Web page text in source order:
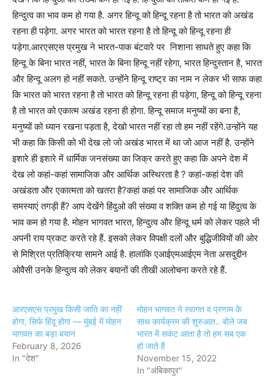
हिन्दुत्व का भाव कम हो गया है. अगर हिन्दू को हिन्दू रहना है तो भारत को अखंड
रहना ही पड़ेगा. अगर भारत को भारत रहना है तो हिन्दू को हिन्दू रहना ही
पड़ेगा.आरएसएस प्रमुख ने भारत-पाक बंटवारे पर निशाना साधते हुए कहा कि
हिन्दू के बिना भारत नहीं, भारत के बिना हिन्दू नहीं रहेगा, भारत हिन्दुस्तान है, भारत
और हिन्दू अलग हो नहीं सकते. उन्होंने हिन्दू राष्ट्र का नाम न लेकर भी साफ कहा
कि भारत को भारत रहना है तो भारत को हिन्दू रहना ही पड़ेगा, हिन्दू को हिन्दू रहना
है तो भारत को एकात्म अखंड रहना ही होगा. हिन्दू समाज मनुष्यों का बना है,
मनुष्यों को ध्यान रखना पड़ता है, देखो भारत नहीं रहा तो हम नहीं रहेंगे.उन्होंने यह
भी कहा कि किसी को भी देख लो जो अखंड भारत में था जो आज नहीं है. उन्होंने
इशारे ही इशारे में धार्मिक जनसंख्या का जिक्र करते हुए कहा कि अपने देश में
देख लो कहां-कहां सामाजिक और आर्थिक अस्थिरता है ? कहां-कहां देश की
अखंडता और एकात्मता को खतरा है?कहां कहां पर सामाजिक और आर्थिक
समस्याएं तगड़ी हैं? आप देखेंगे हिंदुओ की संख्या व शक्ति कम हो गई या हिंदुत्व के
भाव कम हो गया है. मोहन भागवत भारत, हिन्दुत्व और हिन्दू धर्म को लेकर पहले भी
अपनी राय प्रकट करते रहे हैं. इसको लेकर विपक्षी दलों और बुद्धिजीवियों की ओर
से मिश्रित प्रतिक्रिया सामने आई है. हालांकि एआईएमआईएम नेता असदुद्दीन
ओवैसी उनके हिन्दुत्व को लेकर बयानों की तीखी आलोचना करते रहे हैं.
आरएसएस प्रमुख किसी जाति का नहीं
होगा, सिर्फ हिंदू होगा — मुंबई में मोहन
भागवत का बड़ा बयान
February 8, 2026
In "देश"
मोहन भागवत ने स्वागत व प्रणाम के
साथ कार्यक्रम की शुरुआत.. बोले जब
भारत में सकंट आता है तो हम सब एक
हो जाते है
November 15, 2022
In "अंबिकापुर"